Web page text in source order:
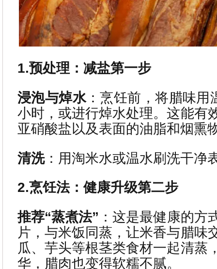
1.预处理：减盐第一步
浸泡与焯水：烹饪前，将腊味用
小时，或进行焯水处理。这能有
亚硝酸盐以及表面的油脂和烟熏
清洗：用淘米水或温水刷洗干净
2.烹饪法：健康升级第二步
推荐“蒸煮法” ：这是最健康的方
片，与米饭同蒸，让米香与腊味
瓜、芋头等根茎类食材一起清蒸
华，腊肉也变得软糯不腻。